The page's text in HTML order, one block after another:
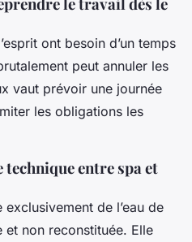
ont besoin d’un temps
peut annuler les
vaut prévoir une journée
les obligations les
entre spa et
de l’eau de
non reconstituée. Elle